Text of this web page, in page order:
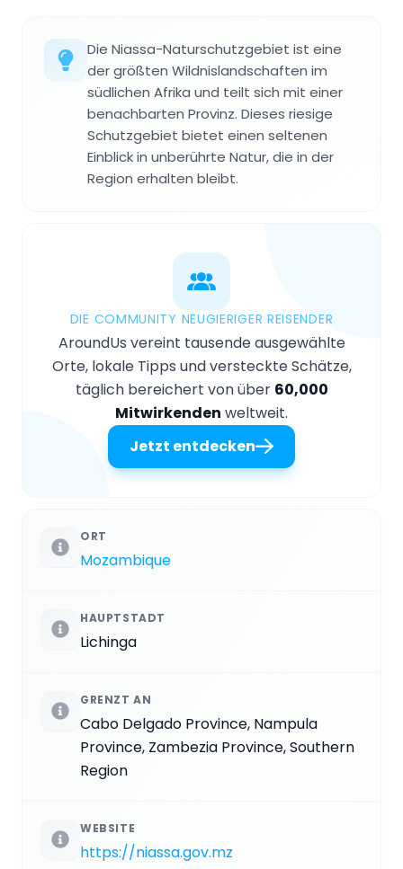
Die Niassa-Naturschutzgebiet ist eine
der größten Wildnislandschaften im
südlichen Afrika und teilt sich mit einer
benachbarten Provinz. Dieses riesige
Schutzgebiet bietet einen seltenen
Einblick in unberührte Natur, die in der
Region erhalten bleibt.
DIE COMMUNITY NEUGIERIGER REISENDER
AroundUs vereint tausende ausgewählte
Orte, lokale Tipps und versteckte Schätze,
täglich bereichert von über 60,000
Mitwirkenden weltweit.
Jetzt entdecken
ORT
Mozambique
HAUPTSTADT
Lichinga
GRENZT AN
Cabo Delgado Province, Nampula
Province, Zambezia Province, Southern
Region
WEBSITE
https://niassa.gov.mz